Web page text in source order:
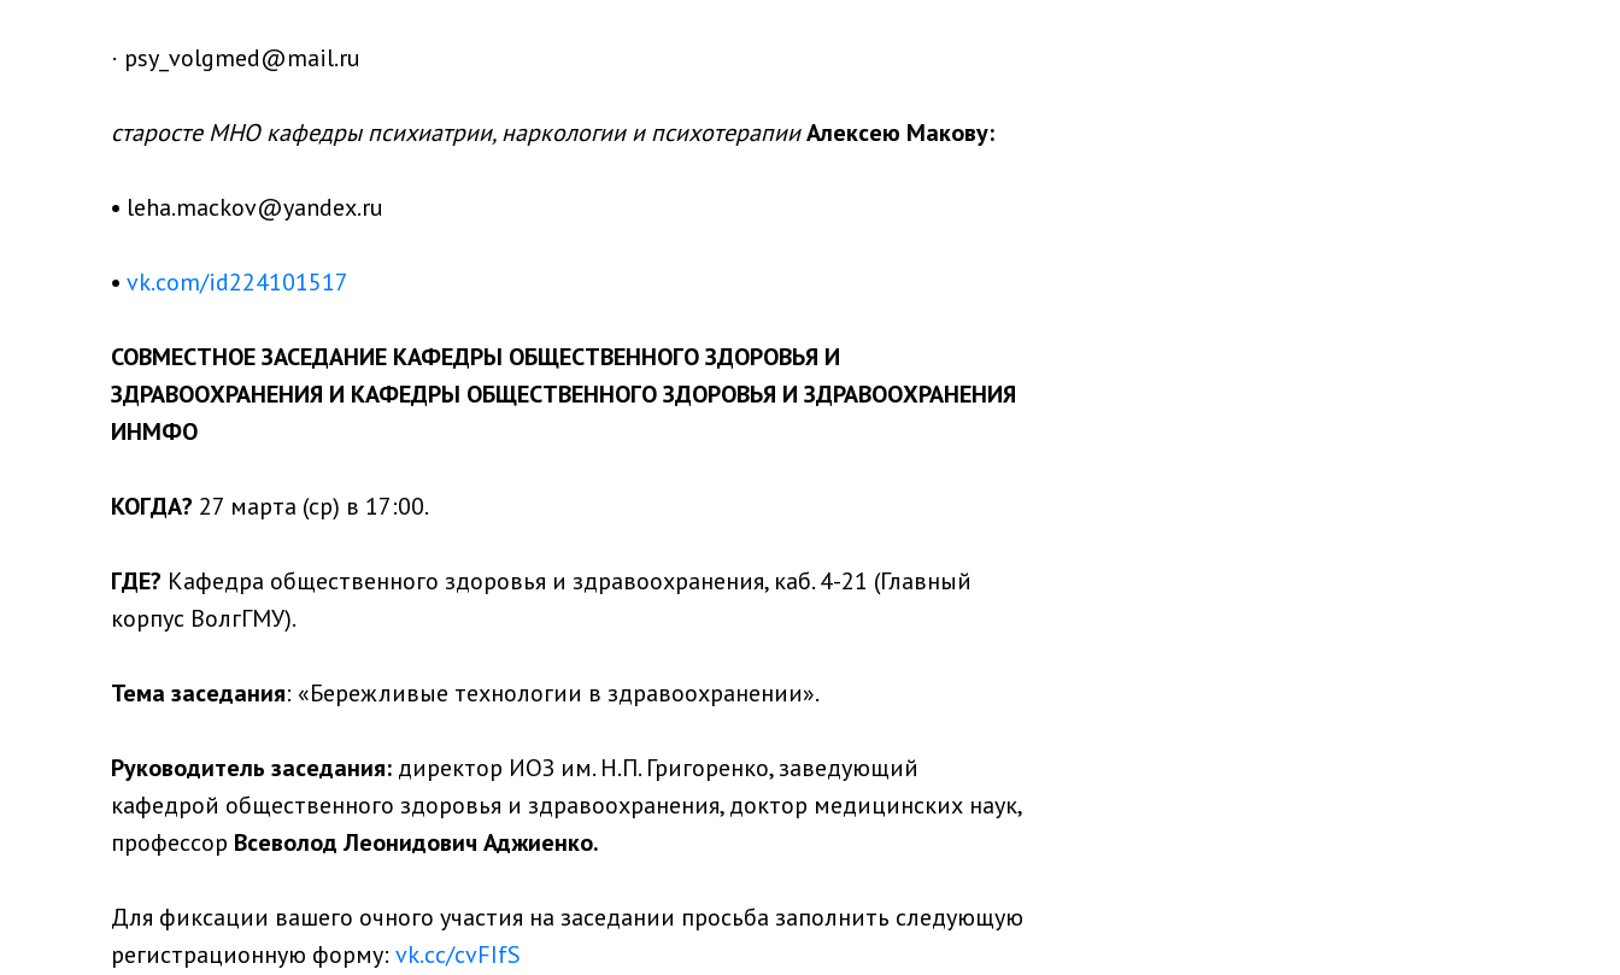
· psy_volgmed@mail.ru
старосте МНО кафедры психиатрии, наркологии и психотерапииАлексею Макову:
• leha.mackov@yandex.ru
• vk.com/id224101517
СОВМЕСТНОЕ ЗАСЕДАНИЕ КАФЕДРЫ ОБЩЕСТВЕННОГО ЗДОРОВЬЯ И
ЗДРАВООХРАНЕНИЯ И КАФЕДРЫ ОБЩЕСТВЕННОГО ЗДОРОВЬЯ И ЗДРАВООХРАНЕНИЯ
ИНМФО
КОГДА? 27 марта (ср) в 17:00.
ГДЕ? Кафедра общественного здоровья и здравоохранения, каб. 4-21 (Главный
корпус ВолгГМУ).
Тема заседания: «Бережливые технологии в здравоохранении».
Руководитель заседания: директор ИОЗ им. Н.П. Григоренко, заведующий
кафедрой общественного здоровья и здравоохранения, доктор медицинских наук,
профессор Всеволод Леонидович Аджиенко.
Для фиксации вашего очного участия на заседании просьба заполнить следующую
регистрационную форму: vk.cc/cvFIfS